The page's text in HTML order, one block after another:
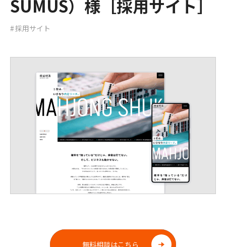
SUMUS）様［採用サイト］
採用サイト
無料相談はこちら